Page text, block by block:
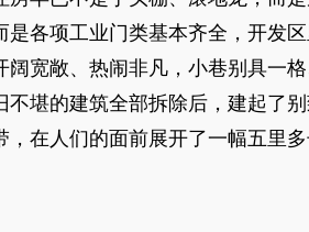
各项工业门类基本齐全，开发区
宽敞、热闹非凡，小巷别具一
堪的建筑全部拆除后，建起了
在人们的面前展开了一幅五里多